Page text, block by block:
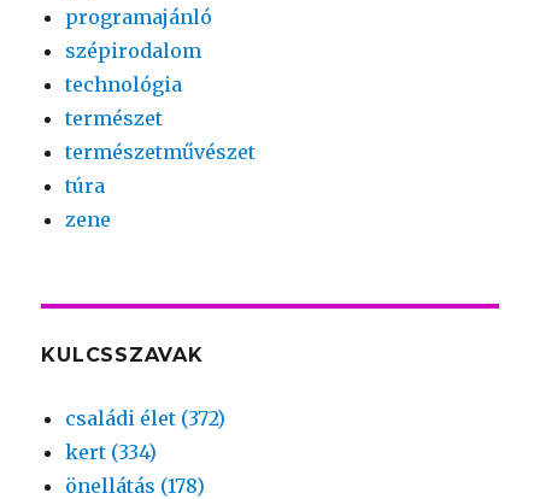
programajánló
szépirodalom
technológia
természet
természetművészet
túra
zene
KULCSSZAVAK
családi élet (372)
kert (334)
önellátás (178)